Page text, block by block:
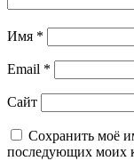
Имя *
Email *
Сайт
Сохранить моё
последующих моих